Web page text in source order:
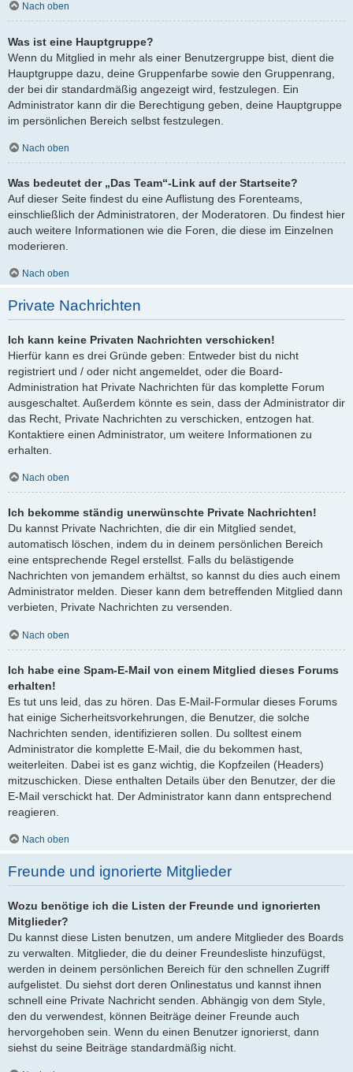
Nach oben
Was ist eine Hauptgruppe?
Wenn du Mitglied in mehr als einer Benutzergruppe bist, dient die
Hauptgruppe dazu, deine Gruppenfarbe sowie den Gruppenrang,
der bei dir standardmäßig angezeigt wird, festzulegen. Ein
Administrator kann dir die Berechtigung geben, deine Hauptgruppe
im persönlichen Bereich selbst festzulegen.
Nach oben
Was bedeutet der „Das Team“-Link auf der Startseite?
Auf dieser Seite findest du eine Auflistung des Forenteams,
einschließlich der Administratoren, der Moderatoren. Du findest hier
auch weitere Informationen wie die Foren, die diese im Einzelnen
moderieren.
Nach oben
Private Nachrichten
Ich kann keine Privaten Nachrichten verschicken!
Hierfür kann es drei Gründe geben: Entweder bist du nicht
registriert und / oder nicht angemeldet, oder die Board-
Administration hat Private Nachrichten für das komplette Forum
ausgeschaltet. Außerdem könnte es sein, dass der Administrator dir
das Recht, Private Nachrichten zu verschicken, entzogen hat.
Kontaktiere einen Administrator, um weitere Informationen zu
erhalten.
Nach oben
Ich bekomme ständig unerwünschte Private Nachrichten!
Du kannst Private Nachrichten, die dir ein Mitglied sendet,
automatisch löschen, indem du in deinem persönlichen Bereich
eine entsprechende Regel erstellst. Falls du belästigende
Nachrichten von jemandem erhältst, so kannst du dies auch einem
Administrator melden. Dieser kann dem betreffenden Mitglied dann
verbieten, Private Nachrichten zu versenden.
Nach oben
Ich habe eine Spam-E-Mail von einem Mitglied dieses Forums
erhalten!
Es tut uns leid, das zu hören. Das E-Mail-Formular dieses Forums
hat einige Sicherheitsvorkehrungen, die Benutzer, die solche
Nachrichten senden, identifizieren sollen. Du solltest einem
Administrator die komplette E-Mail, die du bekommen hast,
weiterleiten. Dabei ist es ganz wichtig, die Kopfzeilen (Headers)
mitzuschicken. Diese enthalten Details über den Benutzer, der die
E-Mail verschickt hat. Der Administrator kann dann entsprechend
reagieren.
Nach oben
Freunde und ignorierte Mitglieder
Wozu benötige ich die Listen der Freunde und ignorierten
Mitglieder?
Du kannst diese Listen benutzen, um andere Mitglieder des Boards
zu verwalten. Mitglieder, die du deiner Freundesliste hinzufügst,
werden in deinem persönlichen Bereich für den schnellen Zugriff
aufgelistet. Du siehst dort deren Onlinestatus und kannst ihnen
schnell eine Private Nachricht senden. Abhängig von dem Style,
den du verwendest, können Beiträge deiner Freunde auch
hervorgehoben sein. Wenn du einen Benutzer ignorierst, dann
siehst du seine Beiträge standardmäßig nicht.